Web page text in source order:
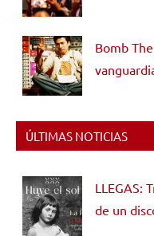
Bomb
ÚLTIMAS NOTICIAS
LLEGAS:
de un